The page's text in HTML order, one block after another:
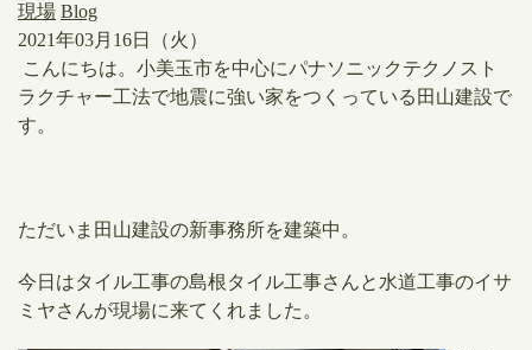
現場 Blog
2021年03月16日（火）
こんにちは。小美玉市を中心にパナソニックテクノスト
ラクチャー工法で地震に強い家をつくっている田山建設で
す。
ただいま田山建設の新事務所を建築中。
今日はタイル工事の島根タイル工事さんと水道工事のイサ
ミヤさんが現場に来てくれました。